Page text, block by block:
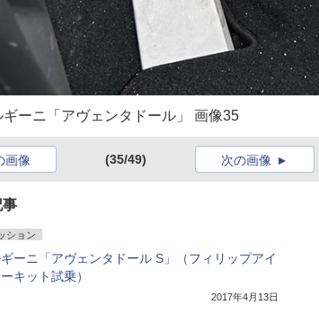
ギーニ「アヴェンタドール」 画像35
画像 (35/49) 次の画像
事
ション
ーニ「アヴェンタドール S」（フィリップアイ
キット試乗）
2017年4月13日